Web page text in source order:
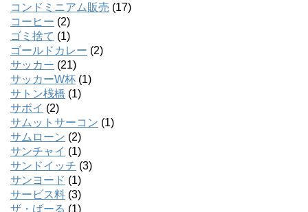
コンドミニアム販売 (17)
コーヒー (2)
ゴミ捨て (1)
ゴールドカレー (2)
サッカー (21)
サッカーW杯 (1)
サトン桟橋 (1)
サボイ (2)
サムットサーコン (1)
サムローン (2)
サンチャイ (1)
サンドイッチ (3)
サンヨード (1)
サービス料 (3)
ザ・ばーる (1)